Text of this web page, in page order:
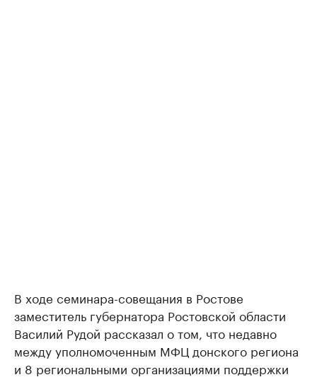
В ходе семинара-совещания в Ростове
заместитель губернатора Ростовской области
Василий Рудой рассказал о том, что недавно
между уполномоченным МФЦ донского региона
и 8 региональными организациями поддержки